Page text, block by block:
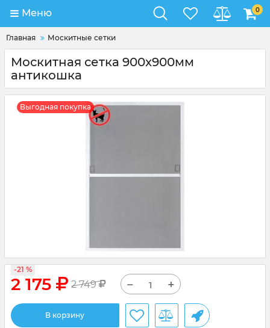
Меню 0
Главная Москитные сетки
Москитная сетка 900x900мм
антикошка
Выгодная покупка
2 175 2 749
-21 %
− +
В корзину